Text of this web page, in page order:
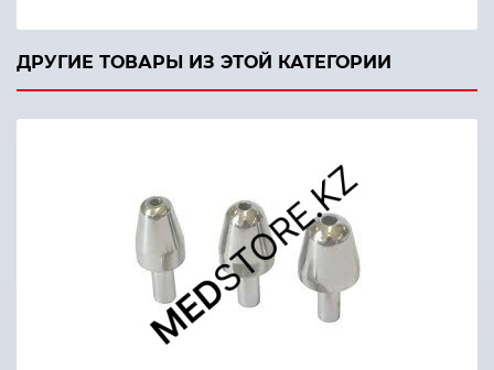
ДРУГИЕ ТОВАРЫ ИЗ ЭТОЙ КАТЕГОРИИ